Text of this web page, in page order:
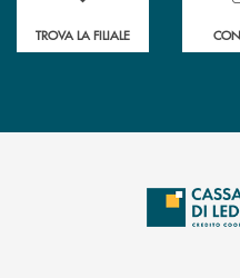
TROVA LA FILIALE